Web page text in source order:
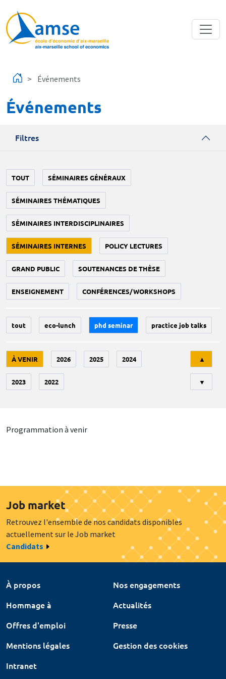
Événements
Événements
Filtres
TOUT SÉMINAIRES GÉNÉRAUX
SÉMINAIRES THÉMATIQUES
SÉMINAIRES INTERDISCIPLINAIRES
SÉMINAIRES INTERNES POLICY LECTURES
GRAND PUBLIC SOUTENANCES DE THÈSE
ENSEIGNEMENT CONFÉRENCES/WORKSHOPS
tout eco-lunch phd seminar practice job talks
À VENIR 2026 2025 2024
2023 2022
▲
▼
Programmation à venir
Job market
Retrouvez l'ensemble de nos candidats disponibles
actuellement sur le Job market
Candidats
À propos
Nos engagements
Hommage à
Actualités
Offres d'emploi
Presse
Mentions légales
Gestion des cookies
Intranet